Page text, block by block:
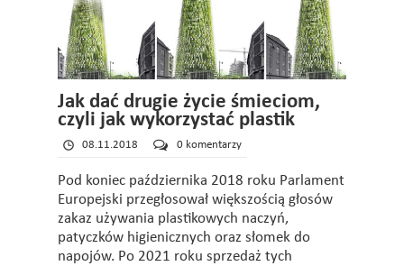
Jak dać drugie życie śmieciom,
czyli jak wykorzystać plastik
08.11.2018 0 komentarzy
Pod koniec października 2018 roku Parlament
Europejski przegłosował większością głosów
zakaz używania plastikowych naczyń,
patyczków higienicznych oraz słomek do
napojów. Po 2021 roku sprzedaż tych